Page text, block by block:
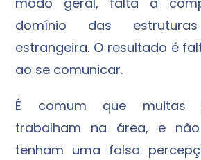
domínio das
estrangeira. O resultado é
ao se comunicar.
É comum que muitas
trabalham na área, e
tenham uma falsa